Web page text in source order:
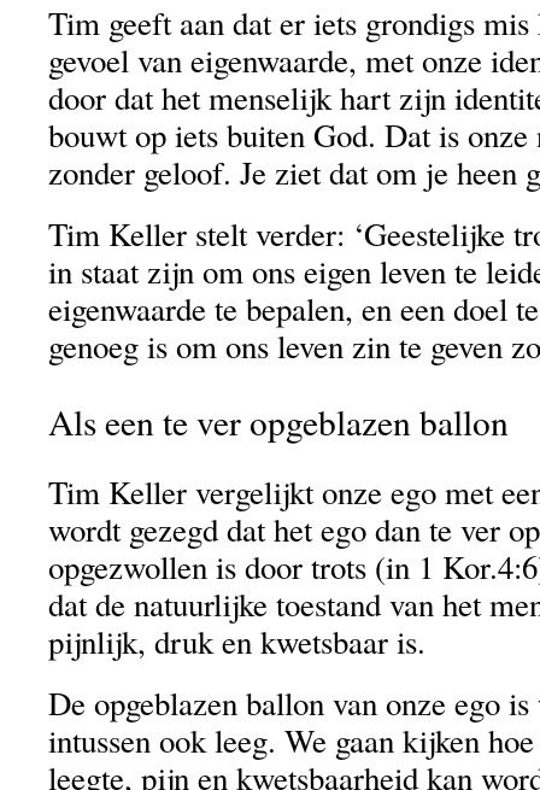
Tim geeft aan dat er iets grondigs
gevoel van eigenwaarde, met onze
door dat het menselijk hart zijn
bouwt op iets buiten God. Dat is
zonder geloof. Je ziet dat om je heen
Tim Keller stelt verder: ‘Geestelijke
in staat zijn om ons eigen leven te
eigenwaarde te bepalen, en een doel
genoeg is om ons leven zin te geven
Als een te ver opgeblazen ballon
Tim Keller vergelijkt onze ego met
wordt gezegd dat het ego dan te ver
opgezwollen is door trots (in 1
dat de natuurlijke toestand van het
pijnlijk, druk en kwetsbaar is.
De opgeblazen ballon van onze ego
intussen ook leeg. We gaan kijken
leegte, pijn en kwetsbaarheid kan